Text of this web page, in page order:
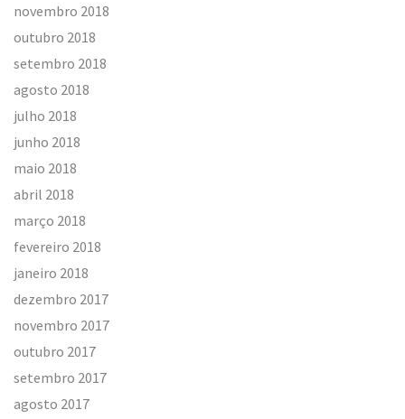
novembro 2018
outubro 2018
setembro 2018
agosto 2018
julho 2018
junho 2018
maio 2018
abril 2018
março 2018
fevereiro 2018
janeiro 2018
dezembro 2017
novembro 2017
outubro 2017
setembro 2017
agosto 2017